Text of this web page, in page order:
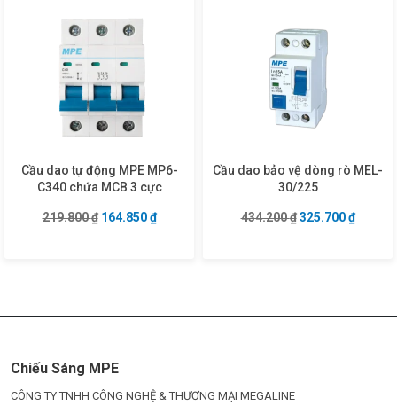
Cầu dao tự động MPE MP6-
C340 chứa MCB 3 cực
219.800₫ Giá gốc là: 219.800 ₫.
164.850₫Giá hiện tại là: 164.850 ₫.
Cầu dao bảo vệ dòng rò MEL-
30/225
434.200₫ Giá gốc là:
325.700₫Giá
Chiếu Sáng MPE
CÔNG TY TNHH CÔNG NGHỆ & THƯƠNG MẠI MEGALINE